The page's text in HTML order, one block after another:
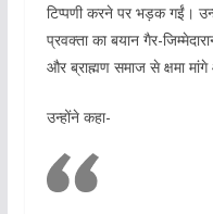
टिप्पणी करने पर भड़क गईं।
प्रवक्ता का बयान गैर-
और ब्राह्मण समाज से क्षमा
उन्होंने कहा-